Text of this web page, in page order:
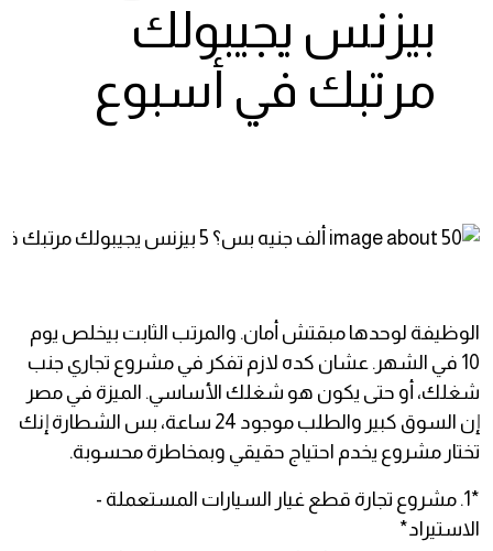
بيزنس يجيبولك
مرتبك في أسبوع
الوظيفة لوحدها مبقتش أمان. والمرتب الثابت بيخلص يوم
10 في الشهر. عشان كده لازم تفكر في مشروع تجاري جنب
شغلك، أو حتى يكون هو شغلك الأساسي. الميزة في مصر
إن السوق كبير والطلب موجود 24 ساعة، بس الشطارة إنك
تختار مشروع يخدم احتياج حقيقي وبمخاطرة محسوبة.
*1. مشروع تجارة قطع غيار السيارات المستعملة -
الاستيراد*